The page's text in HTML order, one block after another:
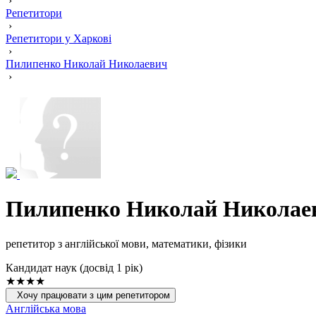
Репетитори
›
Репетитори у Харкові
›
Пилипенко Николай Николаевич
›
Пилипенко Николай
репетитор з англійської мови, математики, фізики
Кандидат наук (досвід 1 рік)
★★★★
Хочу працювати з цим репетитором
Англійська мова